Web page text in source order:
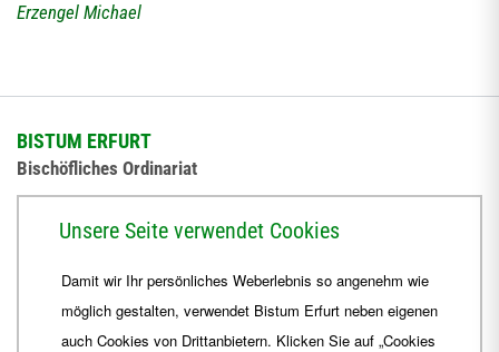
Erzengel Michael
BISTUM ERFURT
Bischöfliches Ordinariat
+49 361 6572-444
ordinariat Bistum-Erfurt.de
Unsere Seite verwendet Cookies
Damit wir Ihr persönliches Weberlebnis so angenehm wie
möglich gestalten, verwendet Bistum Erfurt neben eigenen
auch Cookies von Drittanbietern. Klicken Sie auf „Cookies